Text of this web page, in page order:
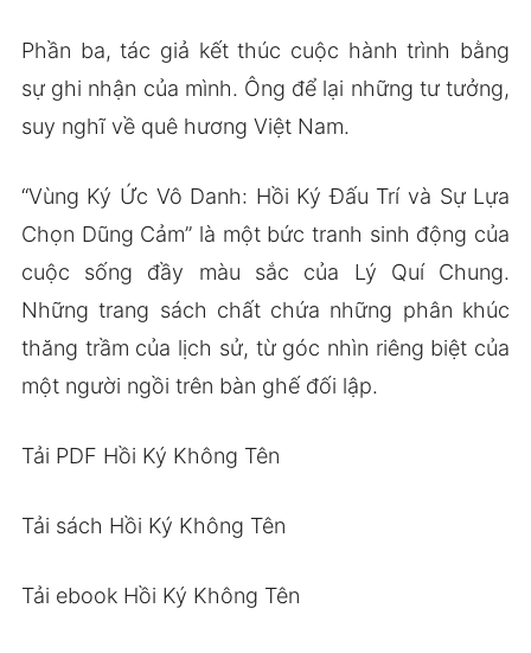
Phần ba, tác giả kết thúc cuộc hành trình bằng
sự ghi nhận của mình. Ông để lại những tư tưởng,
suy nghĩ về quê hương Việt Nam.
“Vùng Ký Ức Vô Danh: Hồi Ký Đấu Trí và Sự Lựa
Chọn Dũng Cảm” là một bức tranh sinh động của
cuộc sống đầy màu sắc của Lý Quí Chung.
Những trang sách chất chứa những phân khúc
thăng trầm của lịch sử, từ góc nhìn riêng biệt của
một người ngồi trên bàn ghế đối lập.
Tải PDF Hồi Ký Không Tên
Tải sách Hồi Ký Không Tên
Tải ebook Hồi Ký Không Tên